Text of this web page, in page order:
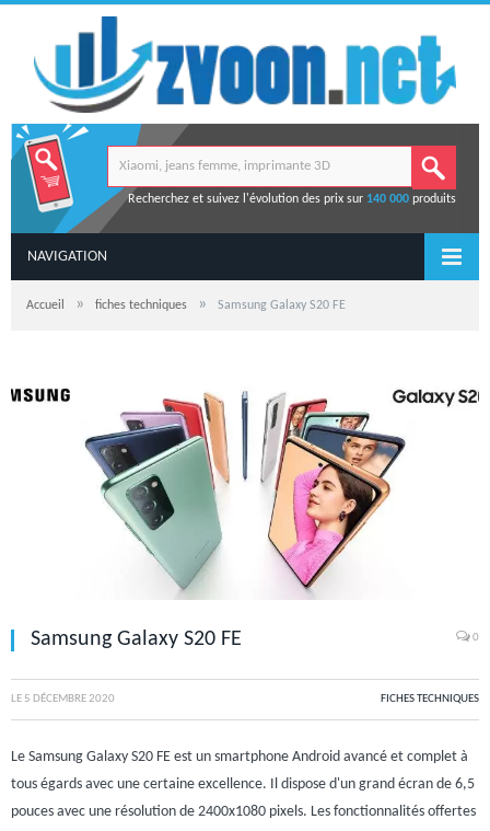
Recherchez et suivez l'évolution des prix sur 140 000produits
NAVIGATION
Accueil » fiches techniques » Samsung Galaxy S20 FE
Samsung Galaxy S20 FE 0
LE 5 DÉCEMBRE 2020 FICHES TECHNIQUES
Le Samsung Galaxy S20 FE est un smartphone Android avancé et complet à
tous égards avec une certaine excellence. Il dispose d'un grand écran de 6,5
pouces avec une résolution de 2400x1080 pixels. Les fonctionnalités offertes